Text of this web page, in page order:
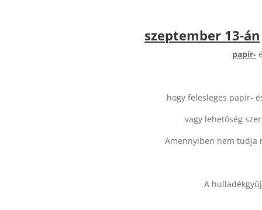
szeptember 13-án
papír-
hogy felesleges papír-
vagy lehetőség
Amennyiben nem tudja
A